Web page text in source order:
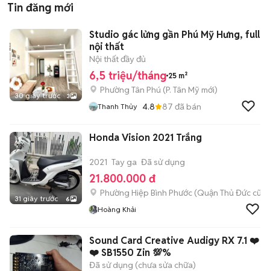
Tin đăng mới
30 giây trước 3
Studio gác lửng gần Phú Mỹ Hưng, full
nội thất
Nội thất đầy đủ
6,5 triệu/tháng 25 m²
Phường Tân Phú (P. Tân Mỹ mới)
Thanh Thủy 4.8 87 đã bán
31 giây trước 6
Honda Vision 2021 Trắng
2021 Tay ga Đã sử dụng
21.800.000 đ
Phường Hiệp Bình Phước (Quận Thủ Đức cũ)
Hoàng Khải
Sound Card Creative Audigy RX 7.1 ❤️
❤️ SB1550 Zin 💯%
Đã sử dụng (chưa sửa chữa)